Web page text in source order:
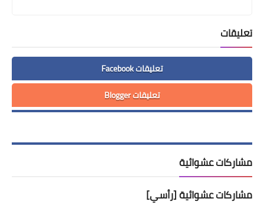
تعليقات
تعليقات Facebook
تعليقات Blogger
مشاركات عشوائية
مشاركات عشوائية [رأسي]